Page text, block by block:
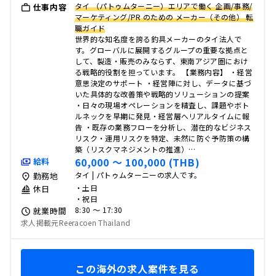
仕事内容
タイ （パトゥムターニー）エリアで働く 企画/事務/
マーケティング/PR のための メーカー（その他） 転
職ガイド
世界的な知名度を誇る釣具メーカーのタイ法人で
す。グローバルに展開するグループの重要な拠点と
して、製造・販売のみならず、東南アジア圏におけ
る戦略的役割を担っています。 【業務内容】 ・経営
意思決定のサポート ・経営陣に対し、データに基づ
いた具体的な改善策や戦略的ソリューションの提案
・日々の現場オペレーションを精査し、課題やボト
ルネックを早期に発見・経営層へリアルタイムに報
告 ・既存の業務フローを分析し、潜在的なビジネス
リスク・運用リスクを特定、未然に防ぐ予防策の構
築（リスクマネジメントの推進）…
給料 60,000 〜 100,000 (THB)
勤務地 タイ | パトゥムターニーの求人です。
休日
・土日
・祝日
就業時間
8:30 〜 17:30
求人掲載元Reeracoen Thailand
この海外の求人案件を見る